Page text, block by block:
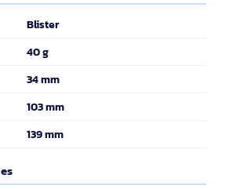
Blister
40 g
34 mm
103 mm
139 mm